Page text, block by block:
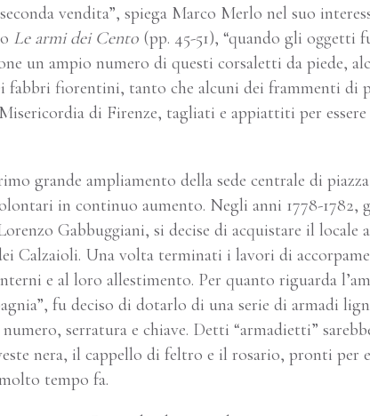
vendita”, spiega Marco Merlo nel suo
Le armi dei Cento (pp. 45-51), “quando gli oggetti
un ampio numero di questi corsaletti da piede,
fabbri fiorentini, tanto che alcuni dei frammenti di
di Firenze, tagliati e appiattiti per essere
grande ampliamento della sede centrale di
in continuo aumento. Negli anni 1778-1782,
Gabbuggiani, si decise di acquistare il locale
Calzaioli. Una volta terminati i lavori di
e al loro allestimento. Per quanto riguarda
fu deciso di dotarlo di una serie di armadi
serratura e chiave. Detti “armadietti”
nera, il cappello di feltro e il rosario, pronti per
tempo fa.